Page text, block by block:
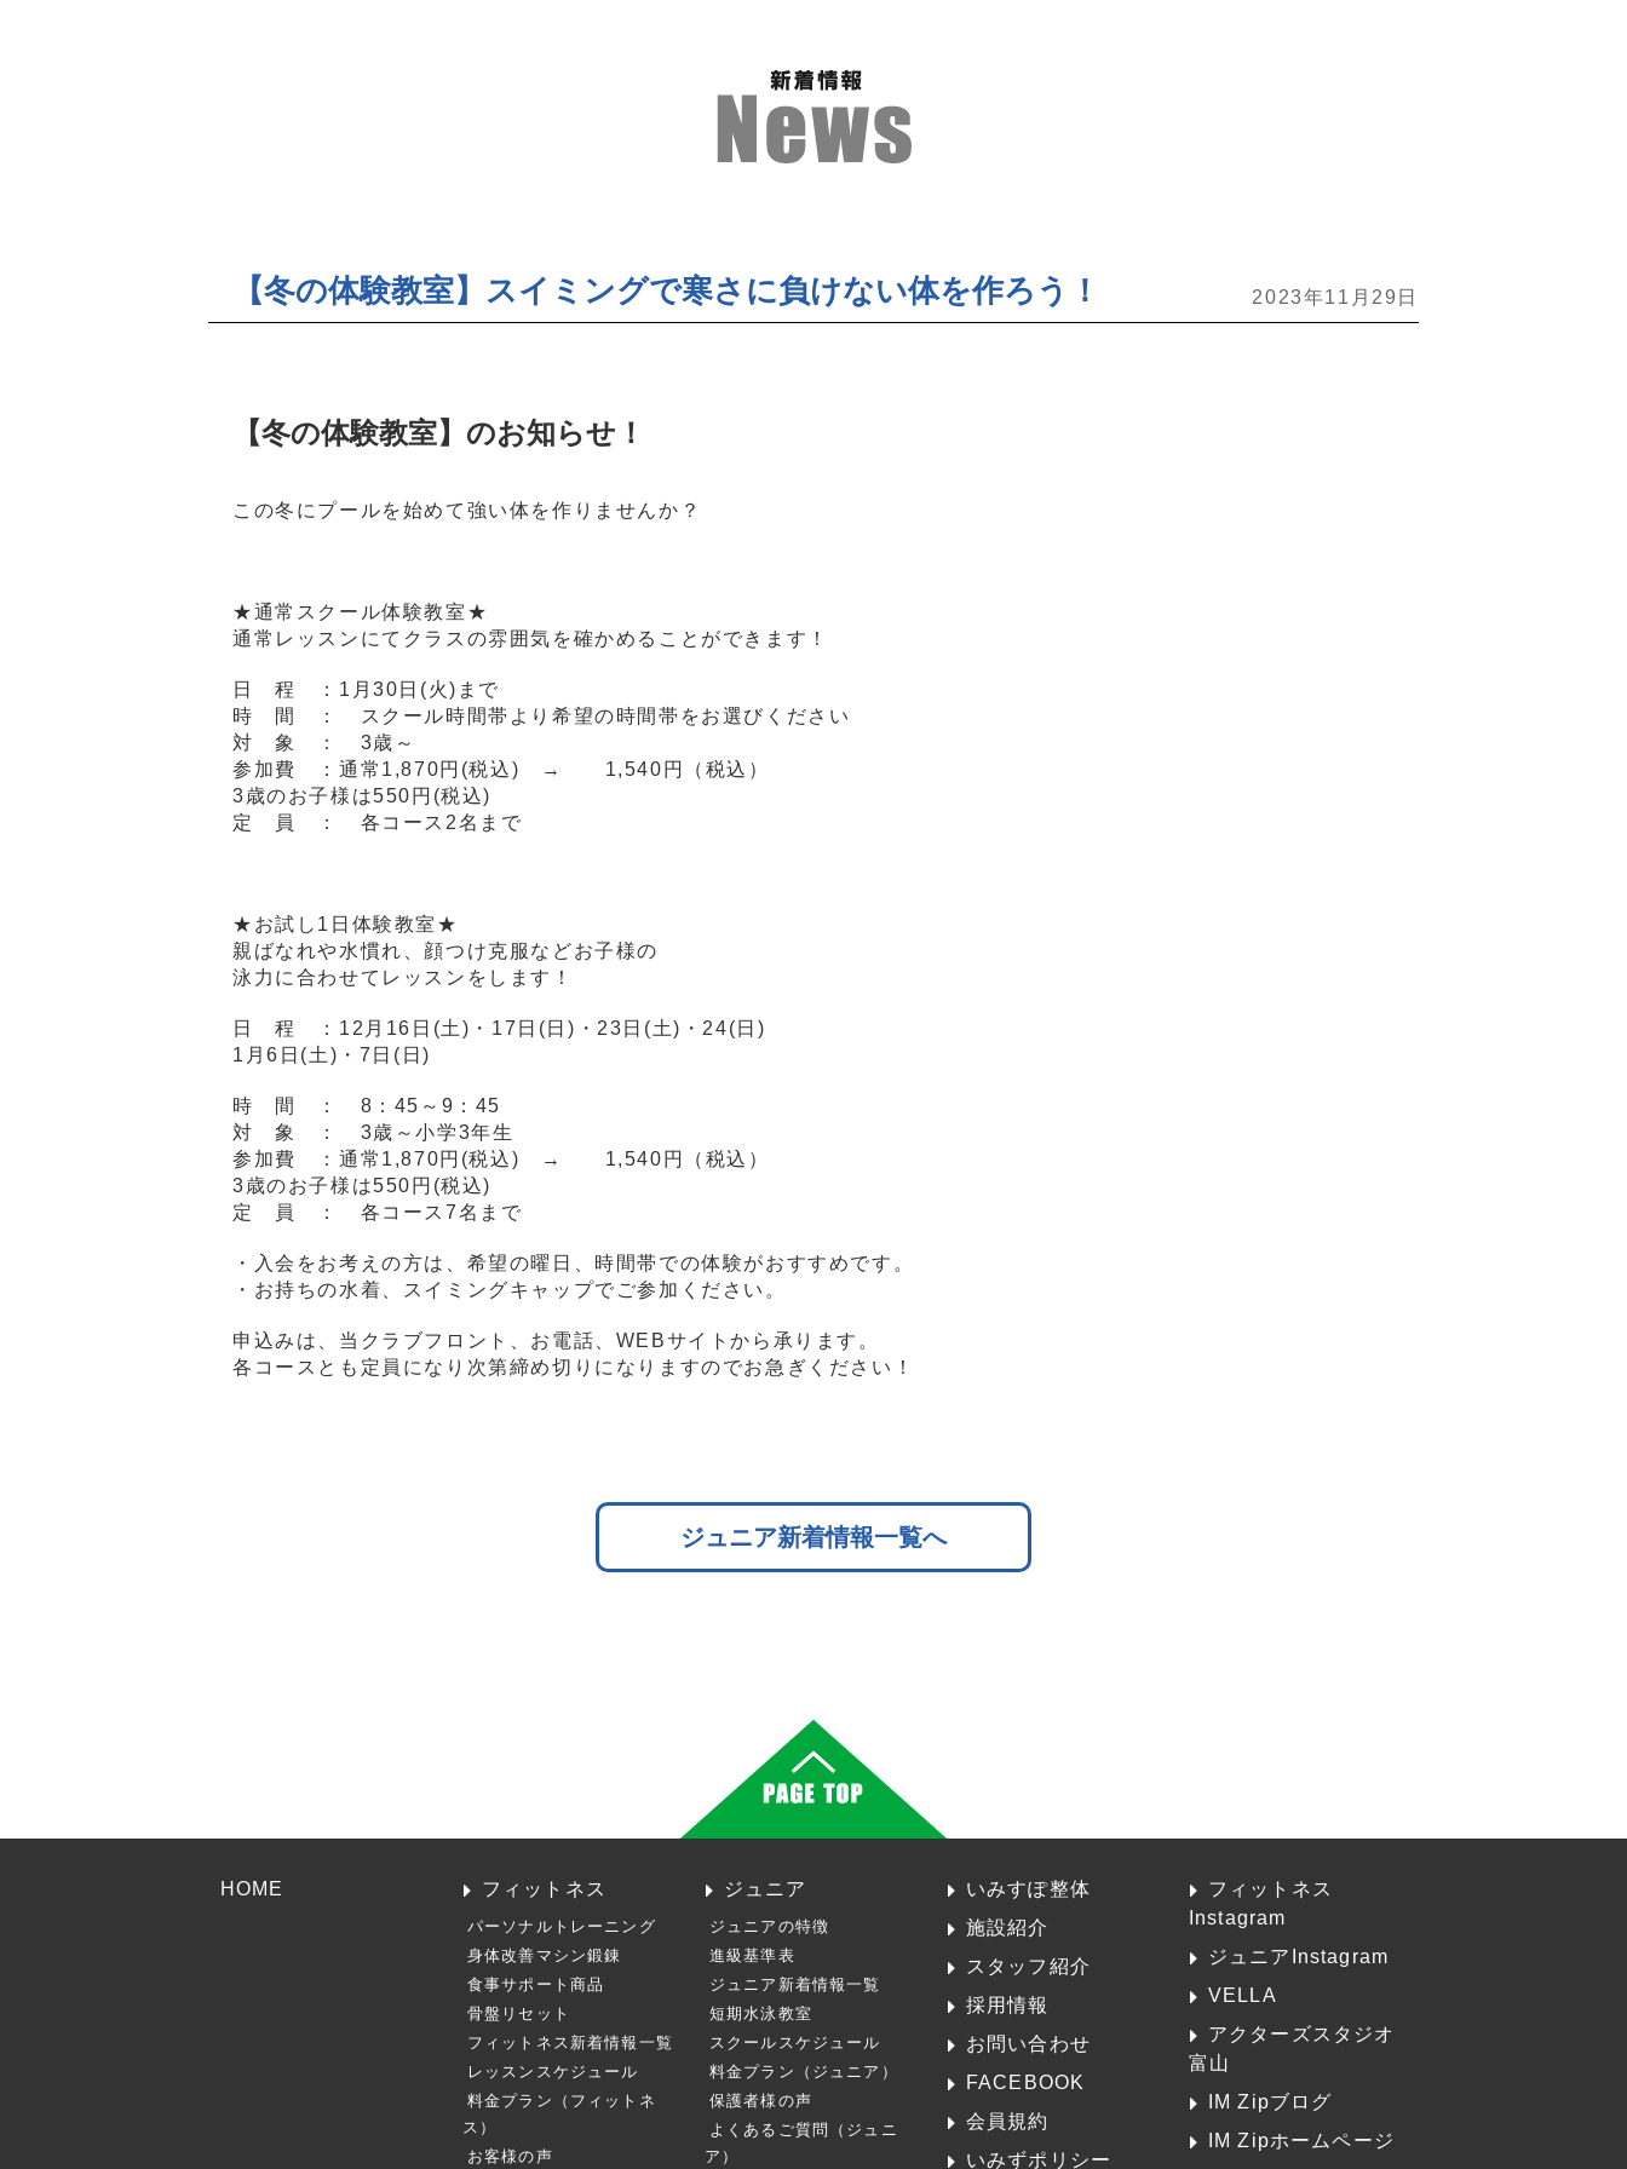
【冬の体験教室】スイミングで寒さに負けない体を作ろう！ 2023年11月29日
【冬の体験教室】のお知らせ！
この冬にプールを始めて強い体を作りませんか？
★通常スクール体験教室★
通常レッスンにてクラスの雰囲気を確かめることができます！
日 程 ：1月30日(火)まで
時 間 ： スクール時間帯より希望の時間帯をお選びください
対 象 ： 3歳～
参加費 ：通常1,870円(税込) → 1,540円（税込）
3歳のお子様は550円(税込)
定 員 ： 各コース2名まで
★お試し1日体験教室★
親ばなれや水慣れ、顔つけ克服などお子様の
泳力に合わせてレッスンをします！
日 程 ：12月16日(土)・17日(日)・23日(土)・24(日)
1月6日(土)・7日(日)
時 間 ： 8：45～9：45
対 象 ： 3歳～小学3年生
参加費 ：通常1,870円(税込) → 1,540円（税込）
3歳のお子様は550円(税込)
定 員 ： 各コース7名まで
・入会をお考えの方は、希望の曜日、時間帯での体験がおすすめです。
・お持ちの水着、スイミングキャップでご参加ください。
申込みは、当クラブフロント、お電話、WEBサイトから承ります。
各コースとも定員になり次第締め切りになりますのでお急ぎください！
ジュニア新着情報一覧へ
HOME フィットネス
パーソナルトレーニング
身体改善マシン鍛錬
食事サポート商品
骨盤リセット
フィットネス新着情報一覧
レッスンスケジュール
料金プラン（フィットネ
ス）
お客様の声
ジュニア
ジュニアの特徴
進級基準表
ジュニア新着情報一覧
短期水泳教室
スクールスケジュール
料金プラン（ジュニア）
保護者様の声
よくあるご質問（ジュニ
ア）
いみすぽ整体
施設紹介
スタッフ紹介
採用情報
お問い合わせ
FACEBOOK
会員規約
いみずポリシー
フィットネス
Instagram
ジュニアInstagram
VELLA
アクターズスタジオ
富山
IM Zipブログ
IM Zipホームページ